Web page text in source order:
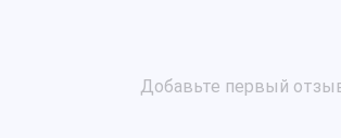
Добавьте первый